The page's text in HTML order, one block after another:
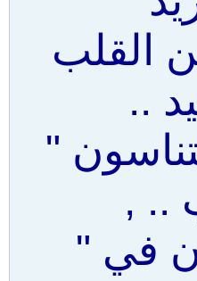
القلب
..
"
.. ,
في "